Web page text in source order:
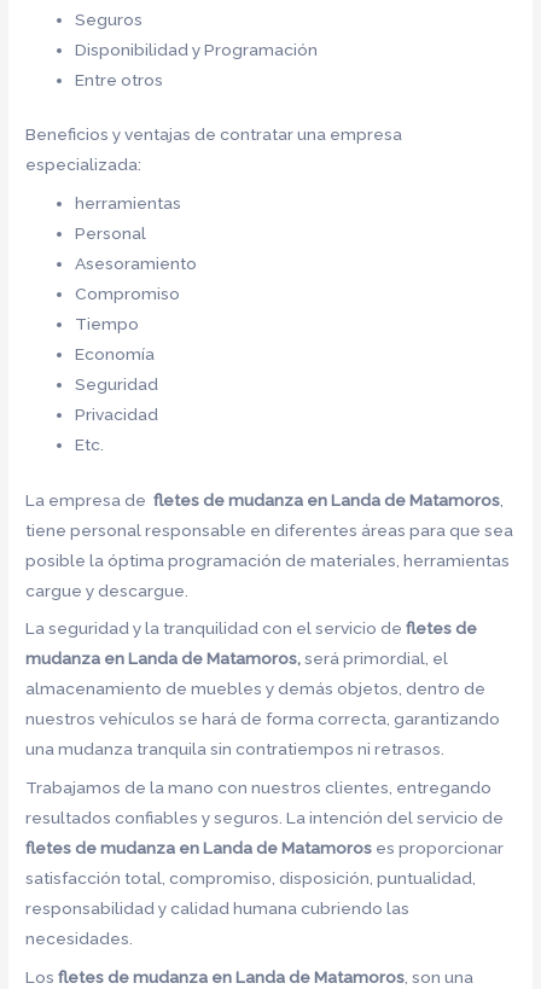
Seguros
Disponibilidad y Programación
Entre otros
Beneficios y ventajas de contratar una empresa
especializada:
herramientas
Personal
Asesoramiento
Compromiso
Tiempo
Economía
Seguridad
Privacidad
Etc.
La empresa defletes de mudanza en Landa de Matamoros
tiene personal responsable en diferentes áreas para que sea
posible la óptima programación de materiales, herramientas
cargue y descargue.
La seguridad y la tranquilidad con el servicio defletes de
mudanza en Landa de Matamoros,será primordial, el
almacenamiento de muebles y demás objetos, dentro de
nuestros vehículos se hará de forma correcta, garantizando
una mudanza tranquila sin contratiempos ni retrasos.
Trabajamos de la mano con nuestros clientes, entregando
resultados confiables y seguros. La intención del servicio de
fletes de mudanza en Landa de Matamoros es proporcionar
satisfacción total, compromiso, disposición, puntualidad,
responsabilidad y calidad humana cubriendo las
necesidades.
Losfletes de mudanza en Landa de Matamoros , son una